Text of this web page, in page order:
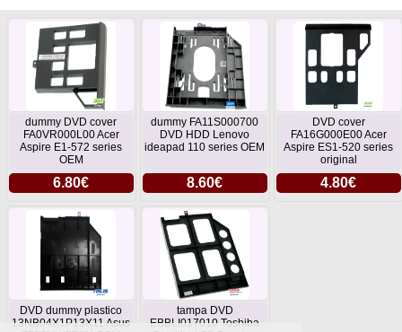
dummy DVD cover
FA0VR000L00 Acer
Aspire E1-572 series
OEM
6.80€
dummy FA11S000700
DVD HDD Lenovo
ideapad 110 series OEM
8.60€
DVD cover
FA16G000E00 Acer
Aspire ES1-520 series
original
4.80€
DVD dummy plastico
13NB04X1P13X11 Asus
tampa DVD
EBBLI017010 Toshiba